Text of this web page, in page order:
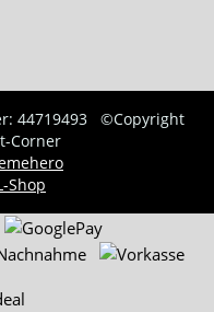
44719493
©Copyright
Corner
Shop